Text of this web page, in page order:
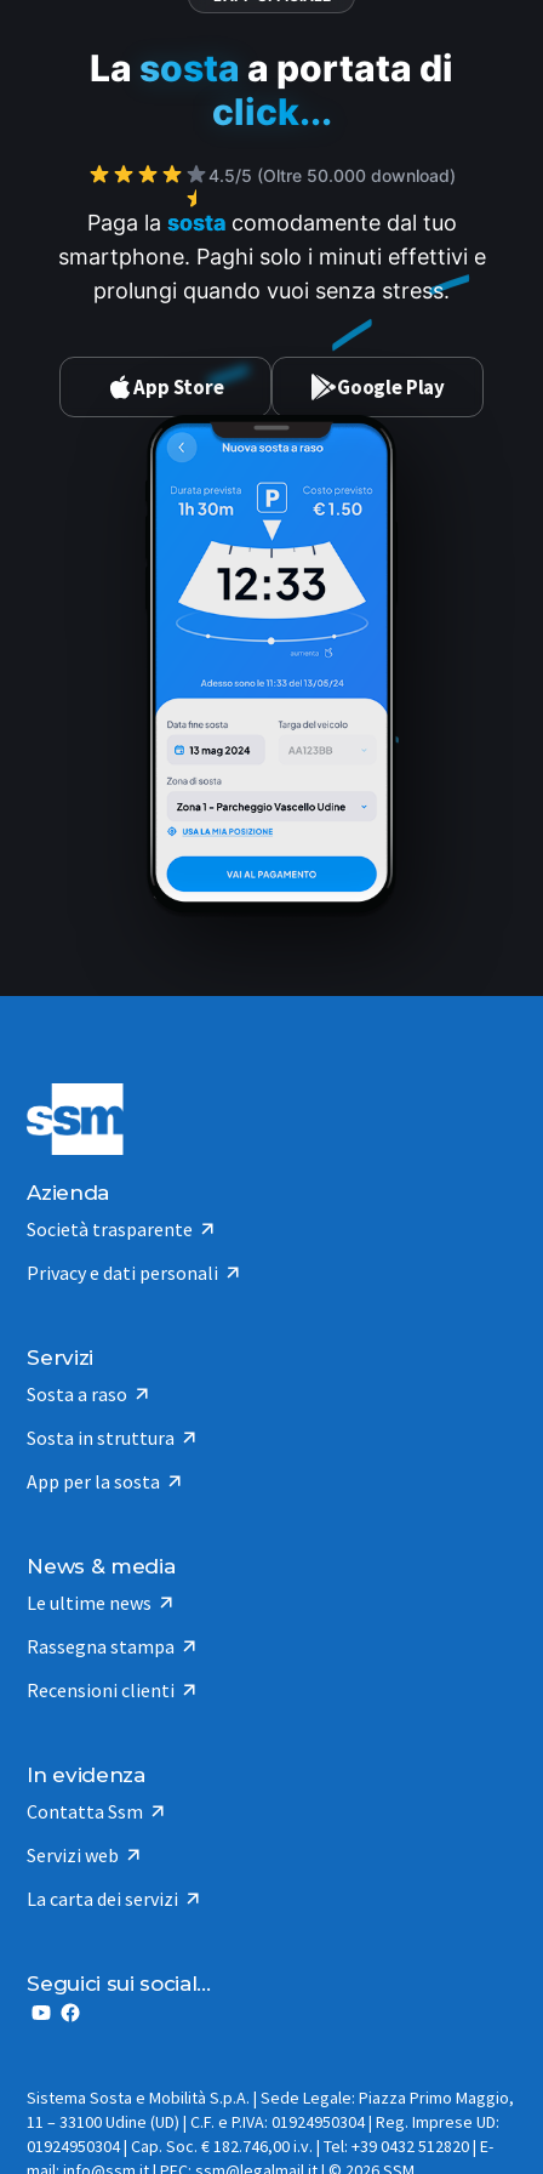
La sosta a portata di
click...
4.5/5 (Oltre 50.000 download)
Paga la sostacomodamente dal tuo
smartphone. Paghi solo i minuti effettivi e
prolungi quando vuoi senza stress.
App Store Google Play
Azienda
Società trasparente
Privacy e dati personali
Servizi
Sosta a raso
Sosta in struttura
App per la sosta
News & media
Le ultime news
Rassegna stampa
Recensioni clienti
In evidenza
Contatta Ssm
Servizi web
La carta dei servizi
Seguici sui social...
Sistema Sosta e Mobilità S.p.A. | Sede Legale: Piazza Primo Maggio,
11 – 33100 Udine (UD) | C.F. e P.IVA: 01924950304 | Reg. Imprese UD:
01924950304 | Cap. Soc. € 182.746,00 i.v. | Tel: +39 0432 512820 | E-